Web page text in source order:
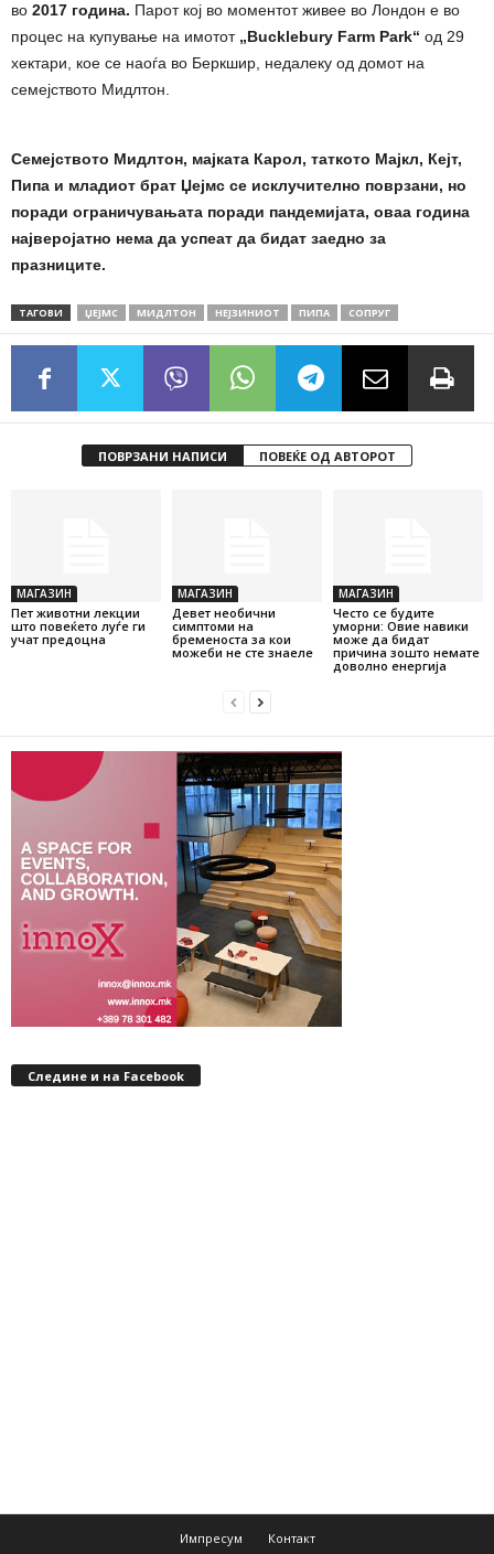
во 2017 година. Парот кој во моментот живее во Лондон е во
процес на купување на имотот „Bucklebury Farm Park“ од 29
хектари, кое се наоѓа во Беркшир, недалеку од домот на
семејството Мидлтон.
Семејството Мидлтон, мајката Карол, таткото Мајкл, Кејт,
Пипа и младиот брат Џејмс се исклучително поврзани, но
поради ограничувањата поради пандемијата, оваа година
најверојатно нема да успеат да бидат заедно за
празниците.
ТАГОВИ ЏЕЈМС МИДЛТОН НЕЈЗИНИОТ ПИПА СОПРУГ
ПОВРЗАНИ НАПИСИ ПОВЕЌЕ ОД АВТОРОТ
МАГАЗИН
Пет животни лекции
што повеќето луѓе ги
учат предоцна
МАГАЗИН
Девет необични
симптоми на
бременоста за кои
можеби не сте знаеле
МАГАЗИН
Често се будите
уморни: Овие навики
може да бидат
причина зошто немате
доволно енергија
Следине и на Facebook
Импресум Контакт